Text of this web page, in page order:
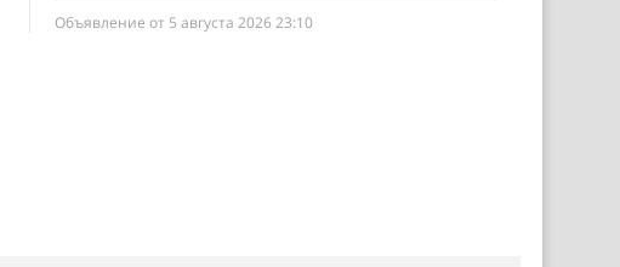
Объявление от 5 августа 2026 23:10